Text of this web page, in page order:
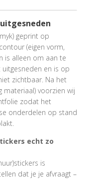
geprint op
(eigen vorm,
is alleen om aan te
en is op
zichtbaar. Na het
materiaal) voorzien wij
zodat het
onderdelen op stand
echt zo
is
dat je je afvraagt –